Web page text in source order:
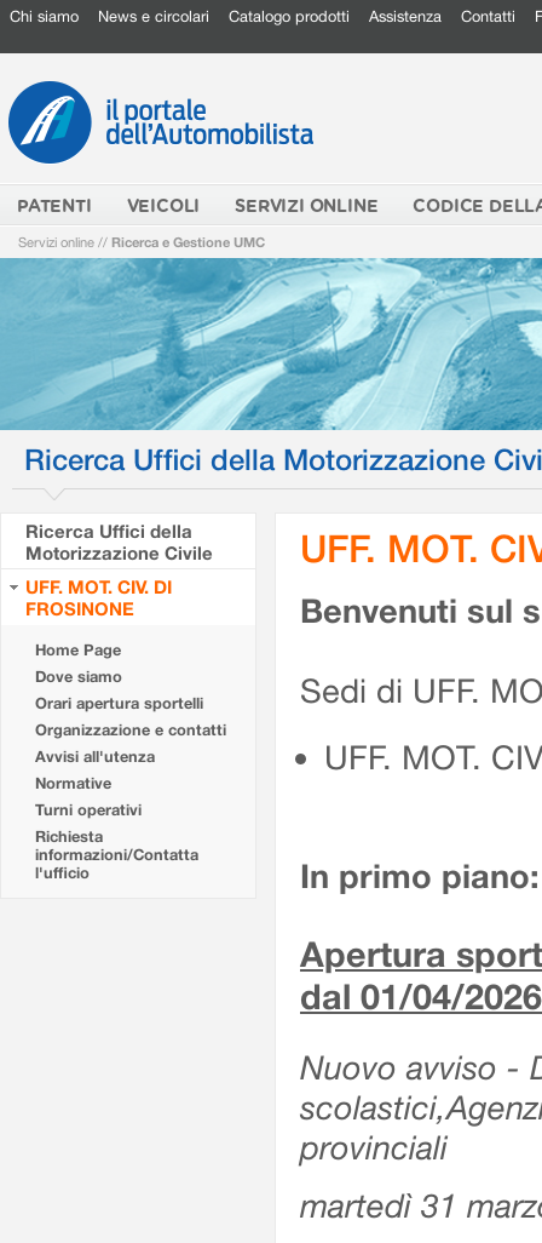
Chi siamo News e circolari Catalogo prodotti Assistenza Contatti
PATENTI VEICOLI SERVIZI ONLINE CODICE
Servizi online // Ricerca e Gestione UMC
Ricerca Uffici della Motorizzazione
Ricerca Uffici della
Motorizzazione Civile
UFF. MOT. CIV. DI
FROSINONE
Home Page
Dove siamo
Orari apertura sportelli
Organizzazione e contatti
Avvisi all'utenza
Normative
Turni operativi
Richiesta
informazioni/Contatta
l'ufficio
UFF. MOT.
Benvenuti sul
Sedi di UFF.
UFF. MOT.
In primo piano:
Apertura
dal 01/04/2026
Nuovo avviso -
provinciali
martedì 31